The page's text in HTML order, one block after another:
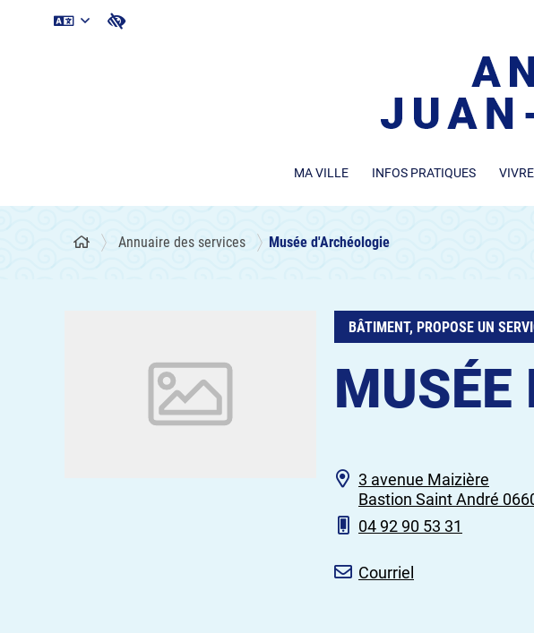
MA VILLE INFOS PRATIQUES
Annuaire des services Musée d'Archéologie
BÂTIMENT, PROPOSE UN
MUSÉE
3 avenue Maizière
Bastion Saint André
04 92 90 53 31
Courriel